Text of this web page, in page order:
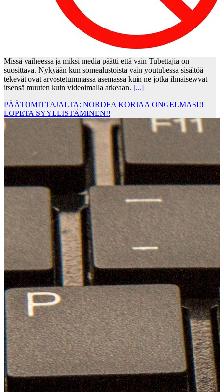
Missä vaiheessa ja miksi media päätti että vain Tubettajia on
suosittava. Nykyään kun somealustoista vain youtubessa sisältöä
tekevät ovat arvostetummassa asemassa kuin ne jotka ilmaisewvat
itsensä muuten kuin videoimalla arkeaan. [...]
PÄÄTOMITTAJALTA: NORDEA KORJAA ONGELMASI!!
LOPETA SYYLLISTÄMINEN!!